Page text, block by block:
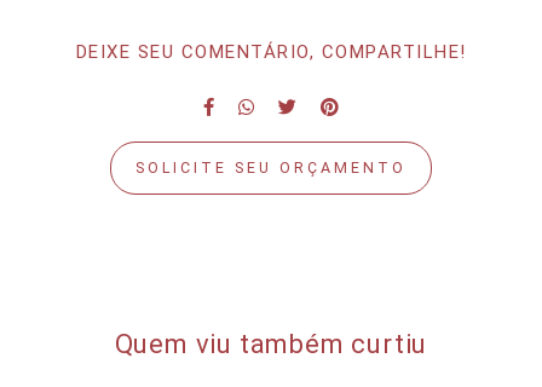
DEIXE SEU COMENTÁRIO, COMPARTILHE!
SOLICITE SEU ORÇAMENTO
Quem viu também curtiu